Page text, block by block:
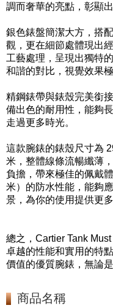
調而奢華的亮點，彰顯
銀色錶盤簡潔大方，搭
觀，更在細節處體現出
工藝處理，呈現出獨特
和諧的對比，視覺效果極
精鋼錶帶與錶殼完美銜
備出色的耐用性，能夠
走過更多時光。
這款腕錶的錶殼尺寸為
米，整體線條流暢纖薄
負擔，帶來極佳的佩戴
米）的防水性能，能夠
景，為你的使用提供更
總之，Cartier Tank
卓越的性能和實用的特
價值的優質腕錶，無論
商品名稱